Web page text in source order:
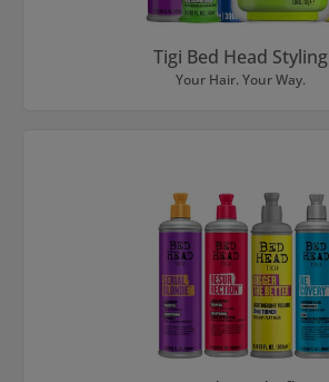
Tigi Bed Head Styling
Your Hair. Your Way.